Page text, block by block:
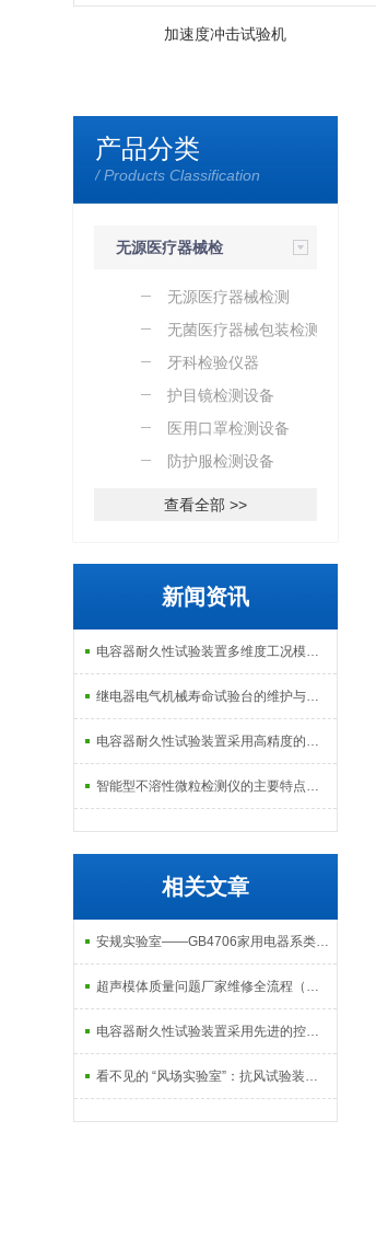
加速度冲击试验机
产品分类
/ Products Classification
无源医疗器械检
无源医疗器械检测
无菌医疗器械包装检测设
备
牙科检验仪器
护目镜检测设备
医用口罩检测设备
防护服检测设备
查看全部 >>
新闻资讯
电容器耐久性试验装置多维度工况模拟子系统分享
继电器电气机械寿命试验台的维护与校准方式
电容器耐久性试验装置采用高精度的温度控制系统
智能型不溶性微粒检测仪的主要特点及基本工作流程介绍
相关文章
​安规实验室——GB4706家用电器系类标准中配件及耗材清单（之二）
超声模体质量问题厂家维修全流程（新人实操版）
电容器耐久性试验装置采用先进的控制系统和传感器技术
看不见的 “风场实验室”：抗风试验装置如何守护无人机飞行安全